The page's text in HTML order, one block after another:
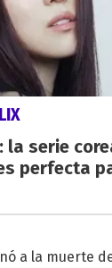
la serie
perfecta